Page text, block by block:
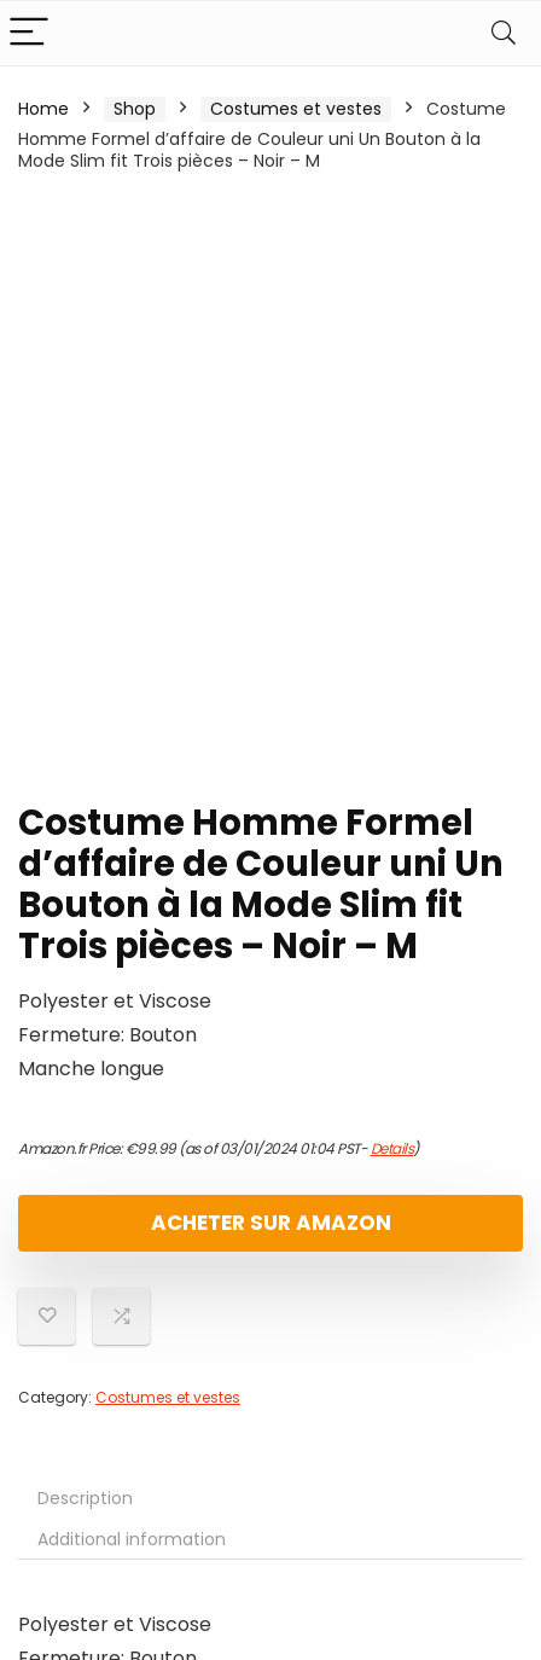
Home Shop Costumes et vestes
Costume
Homme Formel d’affaire de Couleur uni Un Bouton à la
Mode Slim fit Trois pièces – Noir – M
Costume Homme Formel
d’affaire de Couleur uni Un
Bouton à la Mode Slim fit
Trois pièces – Noir – M
Polyester et Viscose
Fermeture: Bouton
Manche longue
Amazon.fr Price:€99.99(as of 03/01/2024 01:04 PST-Details)
ACHETER SUR AMAZON
Category: Costumes et vestes
Description
Additional information
Polyester et Viscose